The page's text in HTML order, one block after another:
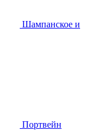
Шампанское и
Портвейн